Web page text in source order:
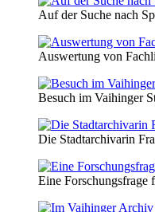
Auf der Suche nach
Auswertung von
Besuch im Vaihinger
Die Stadtarchivarin
Eine Forschungsfrage